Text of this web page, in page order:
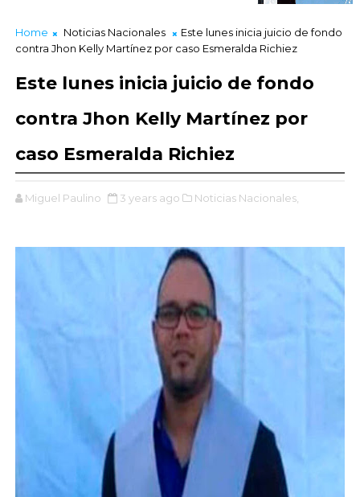
Home Noticias Nacionales
Este lunes inicia juicio de fondo
contra Jhon Kelly Martínez por caso Esmeralda Richiez
Este lunes inicia juicio de fondo
contra Jhon Kelly Martínez por
caso Esmeralda Richiez
Miguel Paulino 3 years ago Noticias Nacionales,